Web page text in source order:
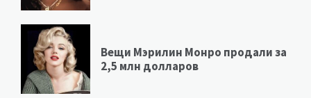
Вещи Мэрилин Монро продали за
2,5 млн долларов